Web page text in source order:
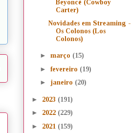
Beyoncé (Cowboy
Carter)
Novidades em Streaming -
Os Colonos (Los
Colonos)
► março (15)
► fevereiro (19)
► janeiro (20)
► 2023 (191)
► 2022 (229)
► 2021 (159)